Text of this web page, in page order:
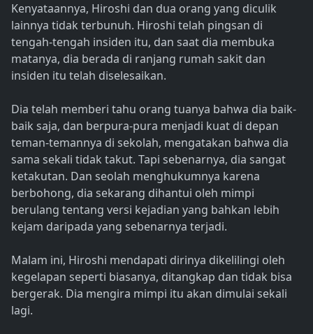
Kenyataannya, Hiroshi dan dua orang yang diculik
lainnya tidak terbunuh. Hiroshi telah pingsan di
tengah-tengah insiden itu, dan saat dia membuka
matanya, dia berada di ranjang rumah sakit dan
insiden itu telah diselesaikan.
Dia telah memberi tahu orang tuanya bahwa dia baik-
baik saja, dan berpura-pura menjadi kuat di depan
teman-temannya di sekolah, mengatakan bahwa dia
sama sekali tidak takut. Tapi sebenarnya, dia sangat
ketakutan. Dan seolah menghukumnya karena
berbohong, dia sekarang dihantui oleh mimpi
berulang tentang versi kejadian yang bahkan lebih
kejam daripada yang sebenarnya terjadi.
Malam ini, Hiroshi mendapati dirinya dikelilingi oleh
kegelapan seperti biasanya, ditangkap dan tidak bisa
bergerak. Dia mengira mimpi itu akan dimulai sekali
lagi.